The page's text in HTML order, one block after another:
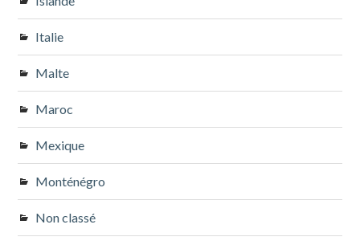
Italie
Malte
Maroc
Mexique
Monténégro
Non classé